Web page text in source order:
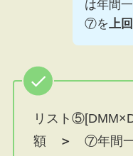
は年間
⑦を上
リスト
額
＞
⑦年間一